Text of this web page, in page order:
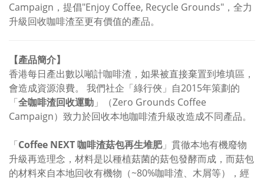
Campaign，提倡"Enjoy Coffee, Recycle Grounds"，全力
升級回收咖啡渣至更有價值的產品。
【產品簡介】
香港每日產出數以噸計咖啡渣，如果被直接棄置到堆填區，
會造成資源浪費。 我們社企「綠行俠」自2015年策劃的
「全咖啡渣回收運動 」（Zero Grounds Coffee
Campaign）致力於回收本地咖啡渣升級改造成不同產品。
「Coffee NEXT 咖啡渣菇包再生堆肥」貫徹本地有機廢物
升級再造理念，材料是以種植菇菌的菇包發酵而成，而菇包
的材料來自本地回收有機物（~80%咖啡渣、木屑等），經